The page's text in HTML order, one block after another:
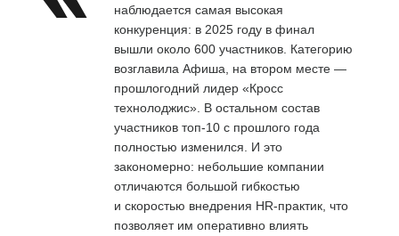
наблюдается самая высокая
конкуренция: в 2025 году в финал
вышли около 600 участников. Категорию
возглавила Афиша, на втором месте —
прошлогодний лидер «Кросс
технолоджис». В остальном состав
участников топ-10 с прошлого года
полностью изменился. И это
закономерно: небольшие компании
отличаются большой гибкостью
и скоростью внедрения HR-практик, что
позволяет им оперативно влиять